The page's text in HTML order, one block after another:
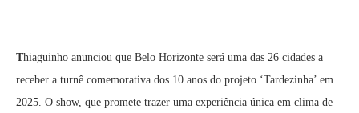
Thiaguinho anunciou que Belo Horizonte será uma das 26 cidades a
receber a turnê comemorativa dos 10 anos do projeto ‘Tardezinha’ em
2025. O show, que promete trazer uma experiência única em clima de